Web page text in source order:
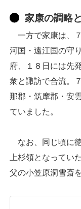
家康の調略
一方で家康は、
河国・遠江国の守
府、１８日には先
衆と諏訪で合流。
那郡・筑摩郡・安
ていました。
なお、同じ頃に
上杉領となってい
父の小笠原洞雪斎